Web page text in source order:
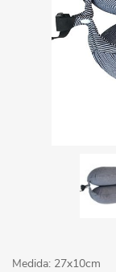
Medida: 27x10cm